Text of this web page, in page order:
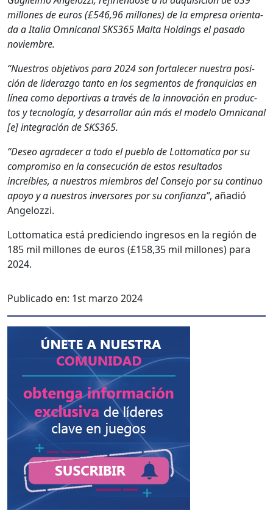
mil­lones de euros (£546,96 mil­lones) de la empre­sa ori­en­ta­
da a Italia Omni­canal SKS365 Mal­ta Hold­ings el pasa­do
noviem­bre.
“Nue­stros obje­tivos para 2024 son for­t­ale­cer nues­tra posi­
ción de lid­er­az­go tan­to en los seg­men­tos de fran­qui­cias en
línea como deporti­vas a través de la inno­vación en pro­duc­
tos y tec­nología, y desar­rol­lar aún más el mod­e­lo Omni­canal
[e] inte­gración de SKS365.
“Deseo agrade­cer a todo el pueblo de Lot­tomat­i­ca por su
com­pro­miso en la con­se­cu­ción de estos resul­ta­dos
increíbles, a nue­stros miem­bros del Con­se­jo por su con­tin­uo
apoyo y a nue­stros inver­sores por su con­fi­an­za”, añadió
Angelozzi.
Lot­tomat­i­ca está predi­cien­do ingre­sos en la región de
185 mil mil­lones de euros (£158,35 mil mil­lones) para
2024.
Publicado en: 1st marzo 2024